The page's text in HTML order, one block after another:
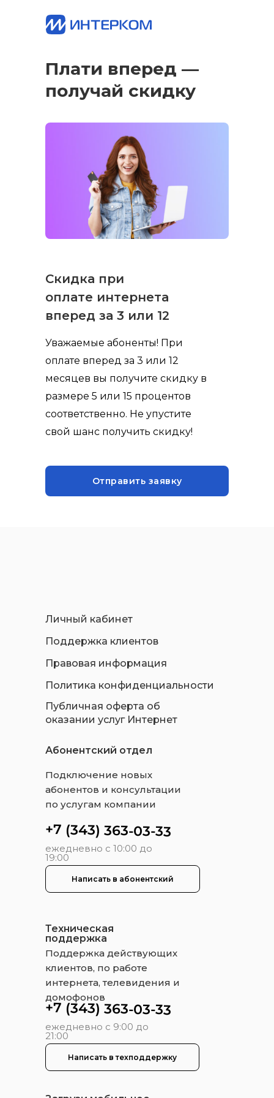
Плати вперед —
получай скидку
Скидка при
оплате интернета
вперед за 3 или 12
Уважаемые абоненты! При
оплате вперед за 3 или 12
месяцев вы получите скидку в
размере 5 или 15 процентов
соответственно. Не упустите
свой шанс получить скидку!
Отправить заявку
Личный кабинет
Поддержка клиентов
Политика конфиденциальности
Публичная оферта об
оказании услуг Интернет
Правовая информация
Написать в абонентский
Подключение новых
абонентов и консультации
по услугам компании
+7 (343) 363-03-33
ежедневно с 10:00 до
19:00
Абонентский отдел
Написать в техподдержку
Техническая
поддержка
+7 (343) 363-03-33
ежедневно с 9:00 до
21:00
Поддержка действующих
клиентов, по работе
интернета, телевидения и
домофонов